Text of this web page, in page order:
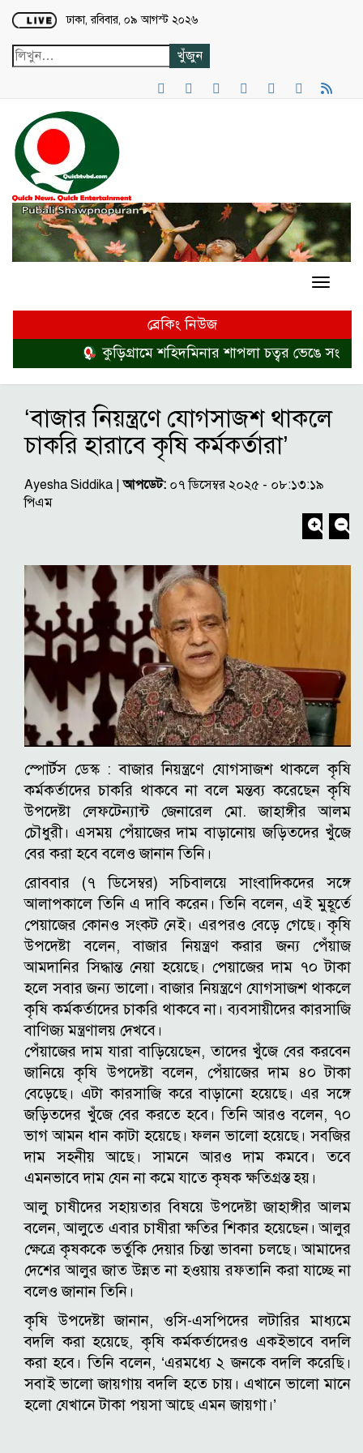
Loading...
ঢাকা, রবিবার, ০৯ আগস্ট ২০২৬
ব্রেকিং নিউজ
কুড়িগ্রামে শহিদমিনার শাপলা চত্বর ভেঙে
‘বাজার নিয়ন্ত্রণে যোগসাজশ থাকলে
চাকরি হারাবে কৃষি কর্মকর্তারা’
Ayesha Siddika |আপডেট: ০৭ ডিসেম্বর ২০২৫ - ০৮:১৩:১৯
পিএম
স্পোর্টস ডেস্ক :বাজার নিয়ন্ত্রণে যোগসাজশ থাকলে কৃষি
কর্মকর্তাদের চাকরি থাকবে না বলে মন্তব্য করেছেন কৃষি
উপদেষ্টা লেফটেন্যান্ট জেনারেল মো. জাহাঙ্গীর আলম
চৌধুরী। এসময় পেঁয়াজের দাম বাড়ানোয় জড়িতদের খুঁজে
বের করা হবে বলেও জানান তিনি।
রোববার (৭ ডিসেম্বর) সচিবালয়ে সাংবাদিকদের সঙ্গে
আলাপকালে তিনি এ দাবি করেন। তিনি বলেন, এই মুহূর্তে
পেয়াজের কোনও সংকট নেই। এরপরও বেড়ে গেছে।কৃষি
উপদেষ্টা বলেন, বাজার নিয়ন্ত্রণ করার জন্য পেঁয়াজ
আমদানির সিদ্ধান্ত নেয়া হয়েছে। পেয়াজের দাম ৭০ টাকা
হলে সবার জন্য ভালো। বাজার নিয়ন্ত্রণে যোগসাজশ থাকলে
কৃষি কর্মকর্তাদের চাকরি থাকবে না। ব্যবসায়ীদের কারসাজি
বাণিজ্য মন্ত্রণালয় দেখবে।
পেঁয়াজের দাম যারা বাড়িয়েছেন, তাদের খুঁজে বের করবেন
জানিয়ে কৃষি উপদেষ্টা বলেন, পেঁয়াজের দাম ৪০ টাকা
বেড়েছে। এটা কারসাজি করে বাড়ানো হয়েছে। এর সঙ্গে
জড়িতদের খুঁজে বের করতে হবে।তিনি আরও বলেন, ৭০
ভাগ আমন ধান কাটা হয়েছে। ফলন ভালো হয়েছে। সবজির
দাম সহনীয় আছে। সামনে আরও দাম কমবে। তবে
এমনভাবে দাম যেন না কমে যাতে কৃষক ক্ষতিগ্রস্ত হয়।
আলু চাষীদের সহায়তার বিষয়ে উপদেষ্টা জাহাঙ্গীর আলম
বলেন, আলুতে এবার চাষীরা ক্ষতির শিকার হয়েছেন। আলুর
ক্ষেত্রে কৃষককে ভর্তুকি দেয়ার চিন্তা ভাবনা চলছে। আমাদের
দেশের আলুর জাত উন্নত না হওয়ায় রফতানি করা যাচ্ছে না
বলেও জানান তিনি।
কৃষি উপদেষ্টা জানান, ওসি-এসপিদের লটারির মাধ্যমে
বদলি করা হয়েছে, কৃষি কর্মকর্তাদেরও একইভাবে বদলি
করা হবে। তিনি বলেন, ‘এরমধ্যে ২ জনকে বদলি করেছি।
সবাই ভালো জায়গায় বদলি হতে চায়। এখানে ভালো মানে
হলো যেখানে টাকা পয়সা আছে এমন জায়গা।’